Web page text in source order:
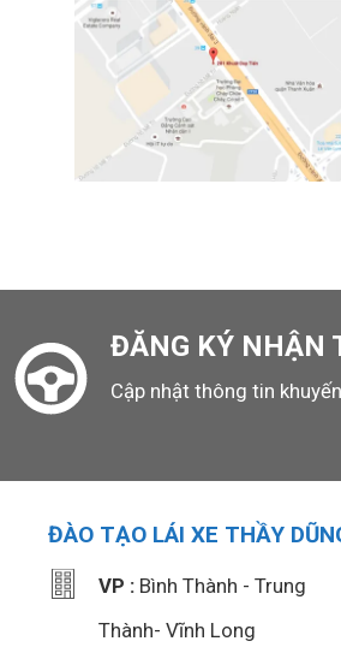
ĐĂNG KÝ NHẬN
Cập nhật thông tin
ĐÀO TẠO LÁI XE THẦY
VP :Bình Thành - Trung
Thành- Vĩnh Long